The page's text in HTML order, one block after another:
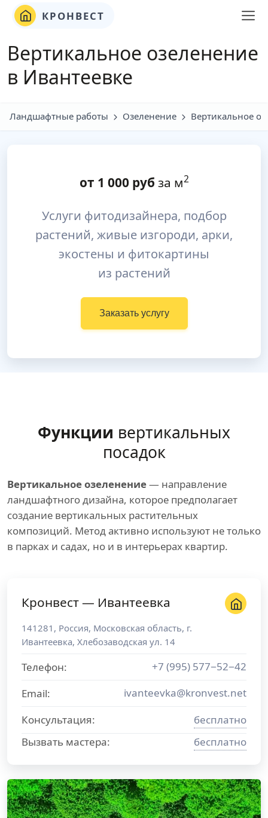
КРОНВЕСТ
Вертикальное озеленение
в Ивантеевке
Ландшафтные работы Озеленение Вертикальное
от 1 000руб за м2
Услуги фитодизайнера, подбор
растений, живые изгороди, арки,
экостены и фитокартины
из растений
Заказать услугу
Функции вертикальных
посадок
Вертикальное озеленение— направление
ландшафтного дизайна, которое предполагает
создание вертикальных растительных
композиций. Метод активно используют не только
в парках и садах, но и в интерьерах квартир.
Кронвест — Ивантеевка
141281 , Россия, Московская область, г.
Ивантеевка, Хлебозаводская ул. 14
Телефон:
+7 (995) 577−52−42
Email:
ivanteevka@kronvest.net
Консультация:
бесплатно
Вызвать мастера:
бесплатно